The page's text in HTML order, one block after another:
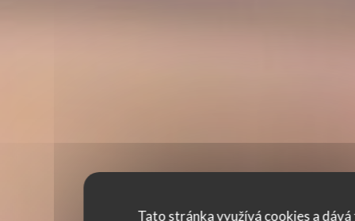
Tato stránka využívá cookies a dává